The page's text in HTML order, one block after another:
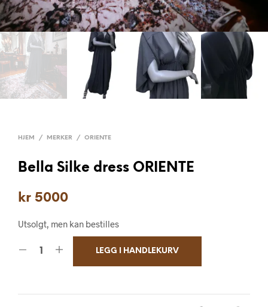
HJEM / MERKER / ORIENTE
Bella Silke dress ORIENTE
kr 5000
Utsolgt, men kan bestilles
LEGG I HANDLEKURV